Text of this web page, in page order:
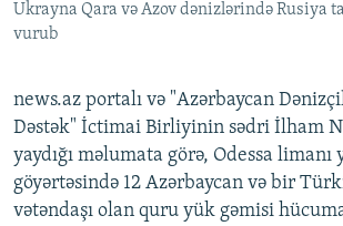
Ukrayna Qara və Azov dənizlərində Rusiya
vurub
news.az portalı və "Azərbaycan
Dəstək" İctimai Birliyinin sədri İlham
yaydığı məlumata görə, Odessa limanı
göyərtəsində 12 Azərbaycan və bir
vətəndaşı olan quru yük gəmisi